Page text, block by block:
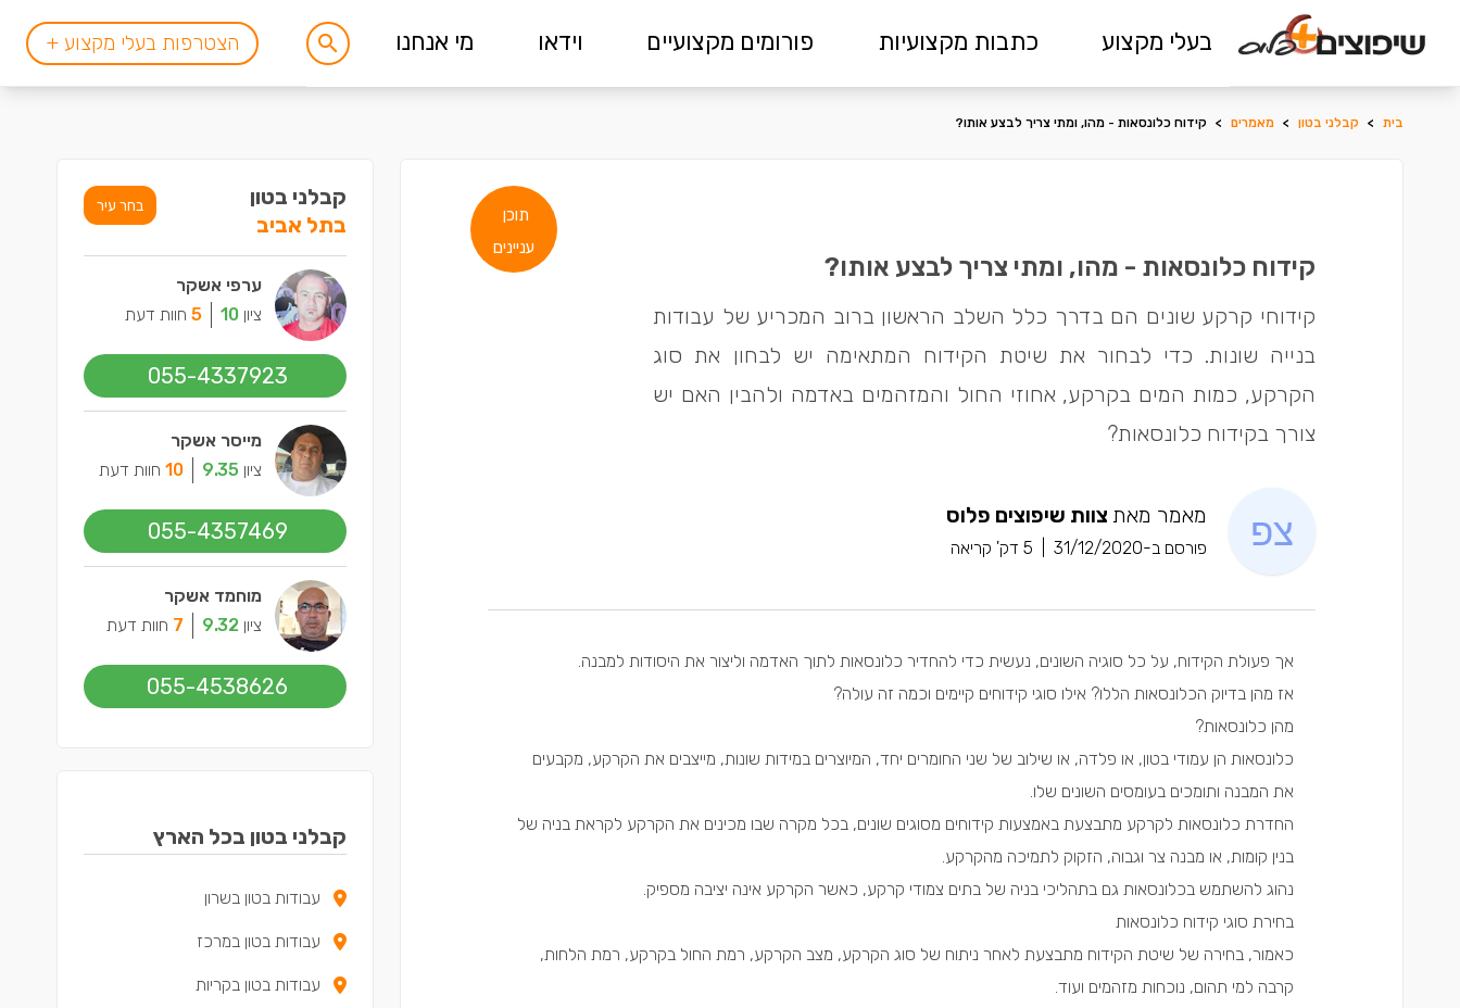
בעלי מקצוע כתבות מקצועיות פורומים מקצועיים וידאו מי אנחנו הצטרפות בעלי מקצוע +
בית > קבלני בטון > מאמרים > קידוח כלונסאות - מהו, ומתי צריך לבצע אותו?
תוכן
עניינים
קידוח כלונסאות - מהו, ומתי צריך לבצע אותו?
קידוחי קרקע שונים הם בדרך כלל השלב הראשון ברוב המכריע של עבודות
בנייה שונות. כדי לבחור את שיטת הקידוח המתאימה יש לבחון את סוג
הקרקע, כמות המים בקרקע, אחוזי החול והמזהמים באדמה ולהבין האם יש
צורך בקידוח כלונסאות?
מאמר מאת צוות שיפוצים פלוס
פורסם ב-31/12/2020 5 דק' קריאה
אך פעולת הקידוח, על כל סוגיה השונים, נעשית כדי להחדיר כלונסאות לתוך האדמה וליצור את היסודות למבנה.
אז מהן בדיוק הכלונסאות הללו? אילו סוגי קידוחים קיימים וכמה זה עולה?
מהן כלונסאות?
כלונסאות הן עמודי בטון, או פלדה, או שילוב של שני החומרים יחד, המיוצרים במידות שונות, מייצבים את הקרקע, מקבעים
את המבנה ותומכים בעומסים השונים שלו.
החדרת כלונסאות לקרקע מתבצעת באמצעות קידוחים מסוגים שונים, בכל מקרה שבו מכינים את הקרקע לקראת בניה של
בנין קומות, או מבנה צר וגבוה, הזקוק לתמיכה מהקרקע.
נהוג להשתמש בכלונסאות גם בתהליכי בניה של בתים צמודי קרקע, כאשר הקרקע אינה יציבה מספיק.
בחירת סוגי קידוח כלונסאות
כאמור, בחירה של שיטת הקידוח מתבצעת לאחר ניתוח של סוג הקרקע, מצב הקרקע, רמת החול בקרקע, רמת הלחות,
קרבה למי תהום, נוכחות מזהמים ועוד.
קבלני בטון
בתל אביב
בחר עיר
ערפי אשקר
ציון 10
5 חוות דעת
055-4337923
מייסר אשקר
ציון 9.35
10 חוות דעת
055-4357469
מוחמד אשקר
ציון 9.32
7 חוות דעת
055-4538626
קבלני בטון בכל הארץ
עבודות בטון בשרון
עבודות בטון במרכז
עבודות בטון בקריות